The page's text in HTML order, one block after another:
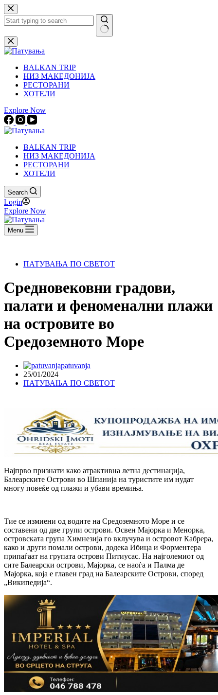
Skip
to
content
No
results
BALKAN TRIP
НИЗ МАКЕДОНИЈА
РЕСТОРАНИ
ХОТЕЛИ
Explore Now
BALKAN TRIP
НИЗ МАКЕДОНИЈА
РЕСТОРАНИ
ХОТЕЛИ
Search
Login
Explore Now
Menu
ПАТУВАЊА ПО СВЕТОТ
Средновековни градови,
палати и феноменални плажи
на островите во
Средоземното Море
patuvanja
25/01/2024
ПАТУВАЊА ПО СВЕТОТ
Најпрво признати како атрактивна летна дестинација,
Балеарските Острови во Шпанија на туристите им нудат
многу повеќе од плажи и убави времиња.
Тие се измиени од водите на Средоземното Море и се
составени од две групи острови. Освен Мајорка и Менорка,
островската група Химнезија го вклучува и островот Кабрера,
како и други помали острови, додека Ибица и Форментера
припаѓаат на групата острови Питиусас. На најголемиот од
сите Балеарски острови, Мајорка, се наоѓа и Палма де
Мајорка, која е главен град на Балеарските Острови, според
„Википедија“.